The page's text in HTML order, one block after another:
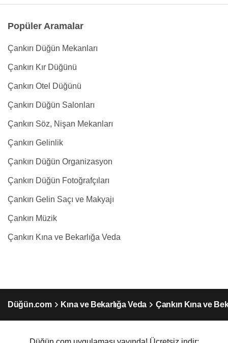
Popüler Aramalar
Çankırı Düğün Mekanları
Çankırı Kır Düğünü
Çankırı Otel Düğünü
Çankırı Düğün Salonları
Çankırı Söz, Nişan Mekanları
Çankırı Gelinlik
Çankırı Düğün Organizasyon
Çankırı Düğün Fotoğrafçıları
Çankırı Gelin Saçı ve Makyajı
Çankırı Müzik
Çankırı Kına ve Bekarlığa Veda
Düğün.com Kına ve Bekarlığa Veda Çankırı Kına ve